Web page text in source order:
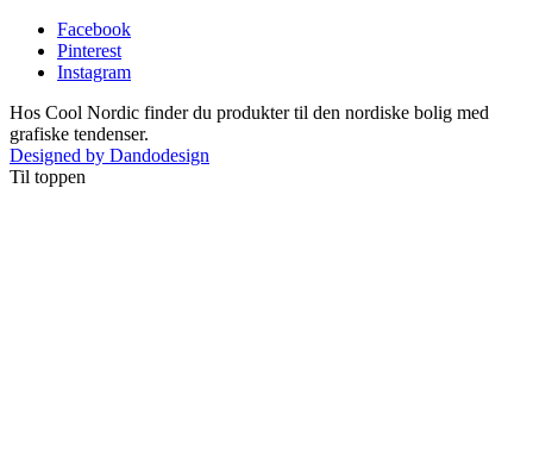
Facebook
Pinterest
Instagram
Hos Cool Nordic finder du produkter til den nordiske bolig med
grafiske tendenser.
Designed by Dandodesign
Til toppen